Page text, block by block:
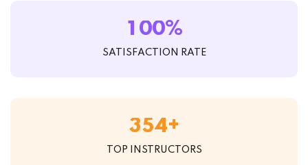
1 00%
SATISFACTION RATE
354+
TOP INSTRUCTORS